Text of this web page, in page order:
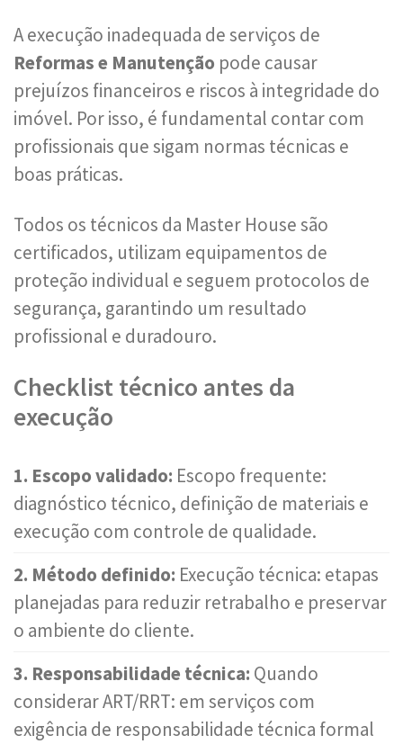
A execução inadequada de serviços de
Reformas e Manutenção pode causar
prejuízos financeiros e riscos à integridade do
imóvel. Por isso, é fundamental contar com
profissionais que sigam normas técnicas e
boas práticas.
Todos os técnicos da Master House são
certificados, utilizam equipamentos de
proteção individual e seguem protocolos de
segurança, garantindo um resultado
profissional e duradouro.
Checklist técnico antes da
execução
1. Escopo validado: Escopo frequente:
diagnóstico técnico, definição de materiais e
execução com controle de qualidade.
2. Método definido: Execução técnica: etapas
planejadas para reduzir retrabalho e preservar
o ambiente do cliente.
3. Responsabilidade técnica: Quando
considerar ART/RRT: em serviços com
exigência de responsabilidade técnica formal